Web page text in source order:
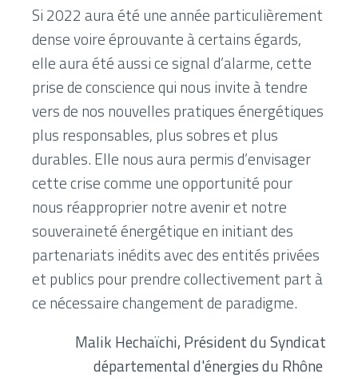
Si 2022 aura été une année particulièrement
dense voire éprouvante à certains égards,
elle aura été aussi ce signal d’alarme, cette
prise de conscience qui nous invite à tendre
vers de nos nouvelles pratiques énergétiques
plus responsables, plus sobres et plus
durables. Elle nous aura permis d’envisager
cette crise comme une opportunité pour
nous réapproprier notre avenir et notre
souveraineté énergétique en initiant des
partenariats inédits avec des entités privées
et publics pour prendre collectivement part à
ce nécessaire changement de paradigme.
Malik Hechaïchi, Président du Syndicat
départemental d'énergies du Rhône